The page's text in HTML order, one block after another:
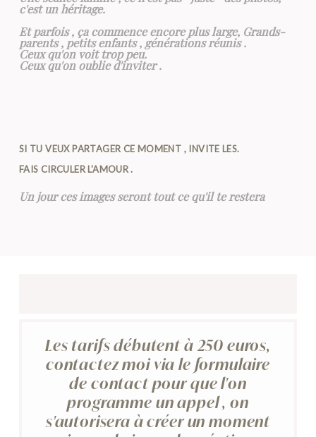
c'est un héritage.
Et parfois , ça commence encore plus large, Grands-
parents , petits enfants , générations réunis .
Ceux qu'on voit trop peu.
Ceux qu'on oublie d'inviter .
SI TU VEUX PARTAGER CE MOMENT , INVITE LES.
FAIS CIRCULER L'AMOUR .
Un jour ces images seront tout ce qu'il te restera
Les tarifs débutent à 250 euros,
contactez moi via le formulaire
de contact pour que l'on
programme un appel , on
s'autorisera à créer un moment